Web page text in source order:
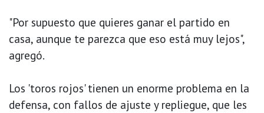
"Por supuesto que quieres ganar el partido en
casa, aunque te parezca que eso está muy lejos",
agregó.
Los 'toros rojos' tienen un enorme problema en la
defensa, con fallos de ajuste y repliegue, que les